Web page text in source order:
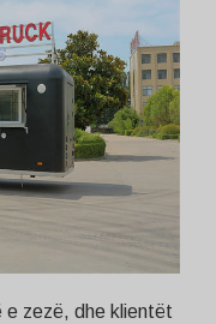
zezë, dhe klientët